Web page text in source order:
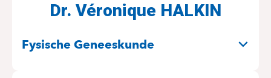
Dr. Véronique HALKIN
Fysische Geneeskunde